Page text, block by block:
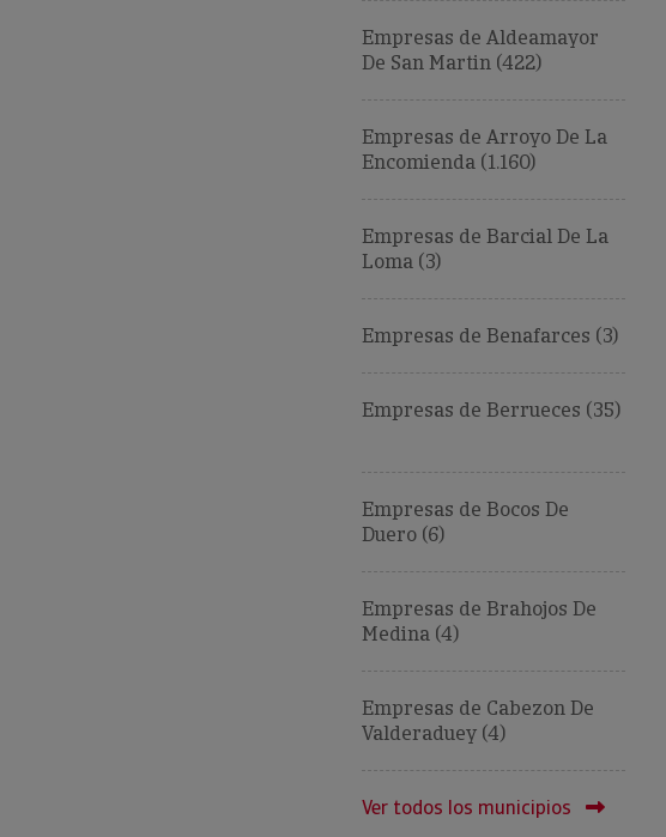
Empresas de Aldeamayor
De San Martin (422)
Empresas de Arroyo De La
Encomienda (1.160)
Empresas de Barcial De La
Loma (3)
Empresas de Benafarces (3)
Empresas de Berrueces (35)
Empresas de Bocos De
Duero (6)
Empresas de Brahojos De
Medina (4)
Empresas de Cabezon De
Valderaduey (4)
Ver todos los municipios